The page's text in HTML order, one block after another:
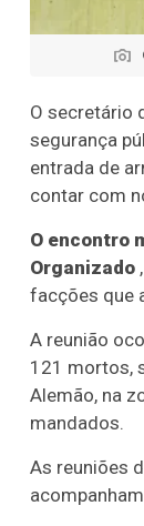
O secretário
segurança
entrada de
contar com
O encontro
Organizado
facções que
A reunião
121 mortos,
Alemão, na
mandados.
As reuniões